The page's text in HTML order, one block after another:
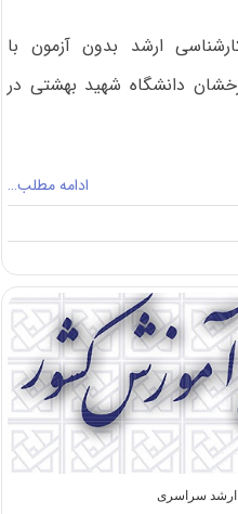
ارشد بدون آزمون با
دانشگاه شهید بهشتی در
ادامه مطلب…
ارشد سراسری